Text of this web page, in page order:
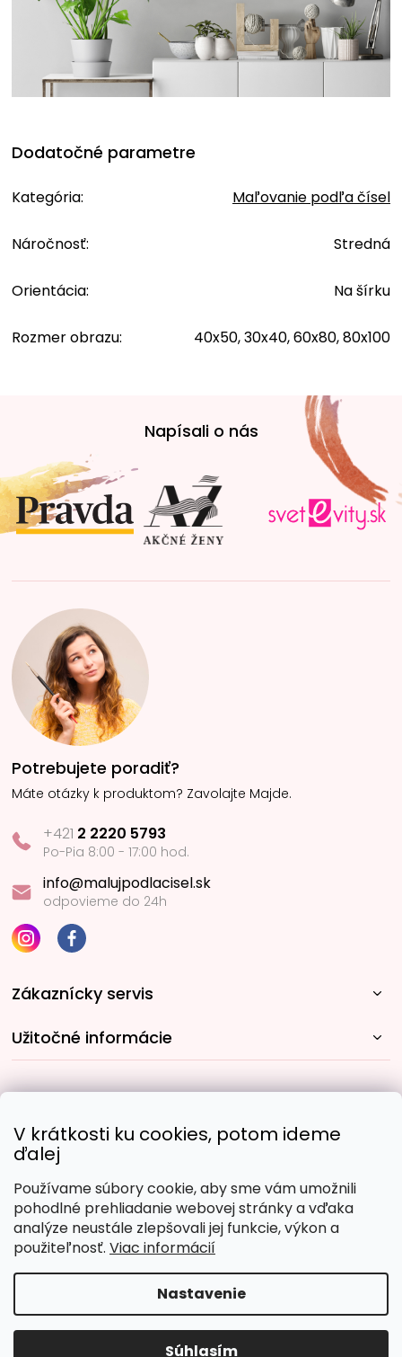
V krátkosti ku cookies, potom ideme
ďalej
Používame súbory cookie, aby sme vám umožnili
pohodlné prehliadanie webovej stránky a vďaka
analýze neustále zlepšovali jej funkcie, výkon a
použiteľnosť. Viac informácií
Nastavenie
Súhlasím
Dodatočné parametre
Kategória: Maľovanie podľa čísel
Náročnosť: Stredná
Orientácia: Na šírku
Rozmer obrazu: 40x50, 30x40, 60x80, 80x100
t
i
e
Napísali o nás
Potrebujete poradiť?
Máte otázky k produktom? Zavolajte Majde.
+421 2 2220 5793
Po-Pia 8:00 - 17:00 hod.
info@malujpodlacisel.sk
odpovieme do 24h
Zákaznícky servis
Užitočné informácie
Obľúbené spôsoby platby:
Copyright 2026Malujpodlacisel.sk. Všetky práva
vyhradené.Upraviť nastavenie cookies